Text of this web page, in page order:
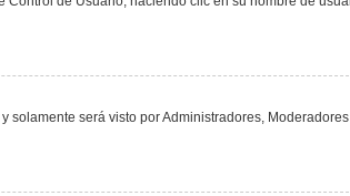
solamente será visto por Administradores, Moderadores